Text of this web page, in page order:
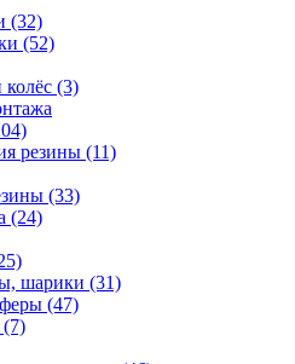
(32)
(52)
колёс (3)
резины (11)
(33)
(24)
шарики (31)
(47)
(7)